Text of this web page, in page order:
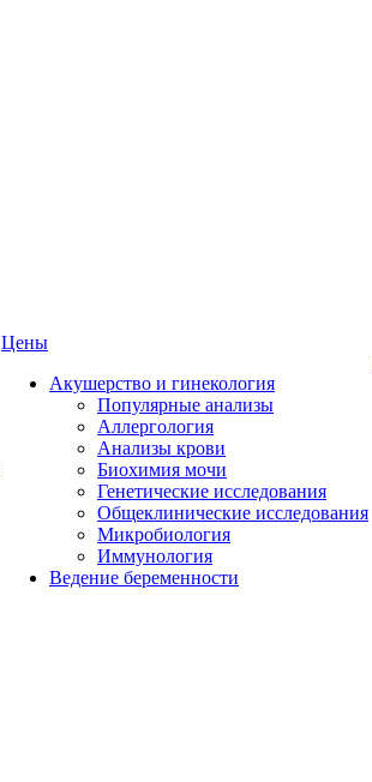
Цены
Акушерство и гинекология
Популярные анализы
Аллергология
Анализы крови
Биохимия мочи
Генетические исследования
Общеклинические исследования
Микробиология
Иммунология
Ведение беременности